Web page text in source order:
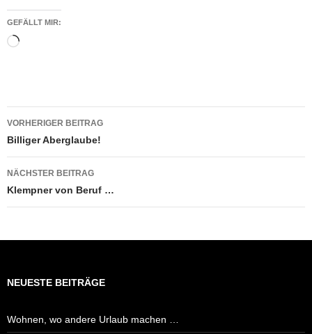
GEFÄLLT MIR:
Wird
Beitragsnavigation
VORHERIGER BEITRAG
Billiger Aberglaube!
NÄCHSTER BEITRAG
Klempner von Beruf …
NEUESTE BEITRÄGE
Wohnen, wo andere Urlaub machen …